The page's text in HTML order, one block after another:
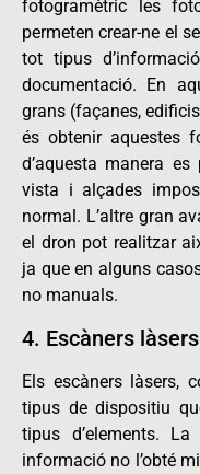
fotogramètric les
permeten crear-ne el
tot tipus
documentació. En
grans (façanes,
és obtenir aquestes
d’aquesta manera
vista i alçades
normal. L’altre gran
el dron pot realitzar
ja que en alguns
no manuals.
4. Escàners
Els escàners làsers,
tipus de dispositiu
tipus d’elements.
informació no l’obté